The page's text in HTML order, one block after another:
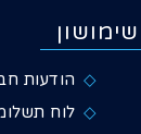
שימושון
הודעות
לוח